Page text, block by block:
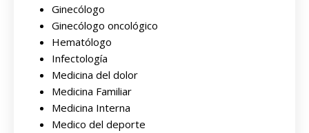
Ginecólogo
Ginecólogo oncológico
Hematólogo
Infectología
Medicina del dolor
Medicina Familiar
Medicina Interna
Medico del deporte